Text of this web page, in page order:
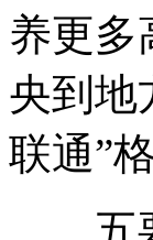
养更多
央到地
联通”